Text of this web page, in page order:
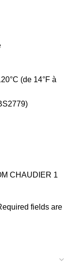
(de 14°F à
CHAUDIER 1
fields are